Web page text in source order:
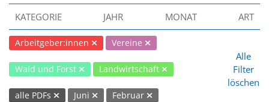
KATEGORIE JAHR MONAT ART
Arbeitgeber:innen Vereine
Wald und Forst Landwirtschaft
alle PDFs Juni Februar
Alle
Filter
löschen